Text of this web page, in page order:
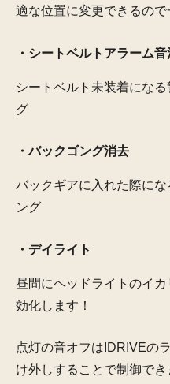
適な位置に変更できるの
・シートベルトアラーム
シートベルト未装着にな
グ
・バックゴング消去
バックギアに入れた際に
ング
・デイライト
昼間にヘッドライトのイ
効化します！
点灯の音オフはIDRIVEの
け外しすることで制御でき